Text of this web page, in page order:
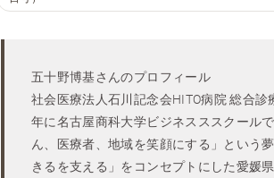
五十野博基さんのプロフィール
社会医療法人石川記念会HITO病院 総合
年に名古屋商科大学ビジネスススクール
ん、医療者、地域を笑顔にする」という
きるを支える」をコンセプトにした愛媛